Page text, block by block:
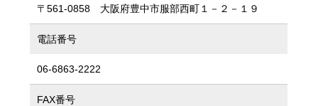
〒561-0858 大阪府豊中市服部西町１－２－１９
電話番号
06-6863-2222
FAX番号